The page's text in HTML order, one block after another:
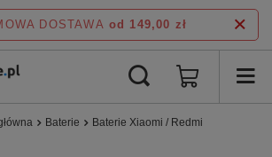
DOSTAWA od 149,00 zł
Baterie Baterie Xiaomi / Redmi